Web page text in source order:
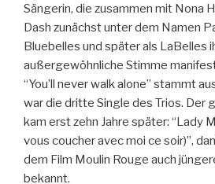
Sängerin, die zusammen mit Nona
Dash zunächst unter dem Namen
Bluebelles und später als LaBelles
außergewöhnliche Stimme
“You’ll never walk alone” stammt
war die dritte Single des Trios. Der
kam erst zehn Jahre später: “Lady
vous coucher avec moi ce soir)”,
dem Film Moulin Rouge auch
bekannt.